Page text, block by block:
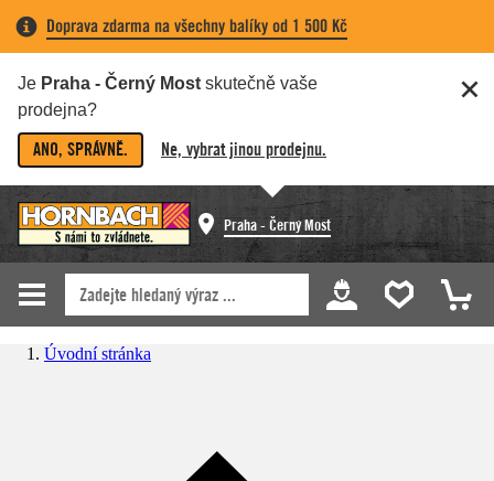
Doprava zdarma na všechny balíky od 1 500 Kč
Je Praha - Černý Most skutečně vaše
prodejna?
ANO, SPRÁVNĚ. Ne, vybrat jinou prodejnu.
Praha - Černý Most
Úvodní stránka